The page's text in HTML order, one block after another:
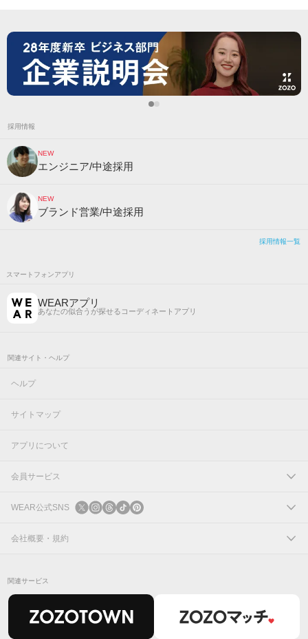
採用情報
NEW
エンジニア/中途採用
NEW
ブランド営業/中途採用
採用情報一覧
スマートフォンアプリ
WEARアプリ
あなたの似合うが探せるコーディネートアプリ
関連サイト・ヘルプ
ヘルプ
サイトマップ
アプリについて
会員サービス
ログイン
新規会員登録
WEAR公式SNS
X
会社概要・規約
関連サービス